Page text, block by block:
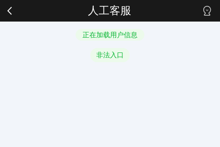
人工客服
正在加载用户信息
非法入口